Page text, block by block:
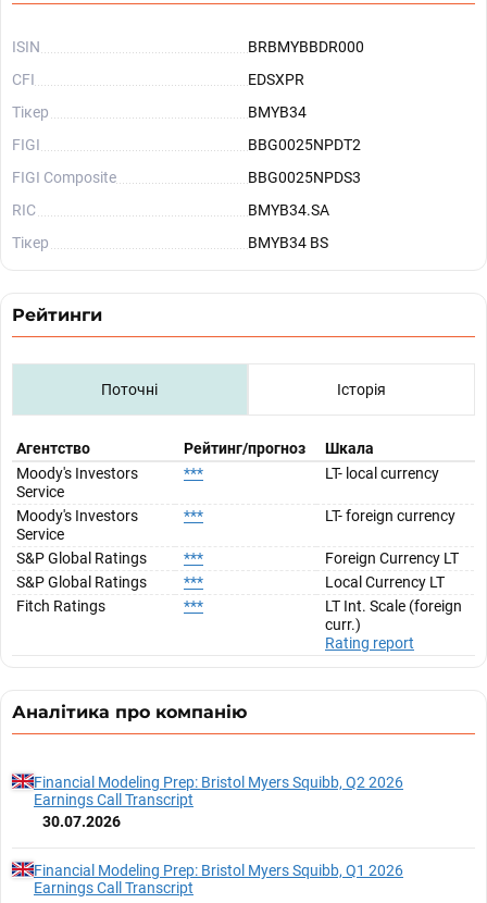
ISIN
BRBMYBBDR000
CFI
EDSXPR
Тікер
BMYB34
FIGI
BBG0025NPDT2
FIGI Composite
BBG0025NPDS3
RIC
BMYB34.SA
Тікер
BMYB34 BS
Рейтинги
Поточні Історія
Агентство Рейтинг/прогноз
Шкала
Moody's Investors
Service
*** LT- local currency
Moody's Investors
Service
*** LT- foreign currency
S&P Global Ratings ***
Foreign Currency LT
S&P Global Ratings
***
Local Currency LT
Fitch Ratings
***
LT Int. Scale (foreign
curr.)
Rating report
Аналітика про компанію
Financial Modeling Prep: Bristol Myers Squibb, Q2 2026
Earnings Call Transcript
30.07.2026
Financial Modeling Prep: Bristol Myers Squibb, Q1 2026
Earnings Call Transcript